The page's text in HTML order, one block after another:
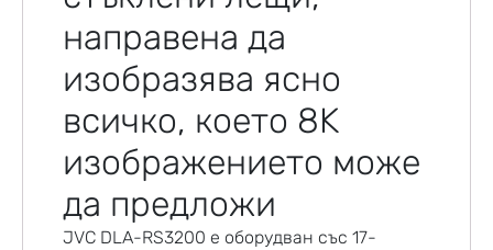
направена да
изобразява ясно
всичко, което 8K
изображението може
да предложи
JVC DLA-RS3200 е оборудван със 17-